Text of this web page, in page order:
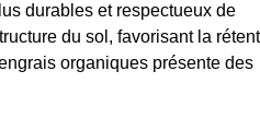
durables et respectueux de
du sol, favorisant la
organiques présente des